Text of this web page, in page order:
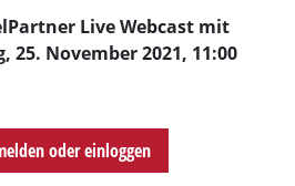
Live Webcast mit
25. November 2021, 11:00
oder einloggen